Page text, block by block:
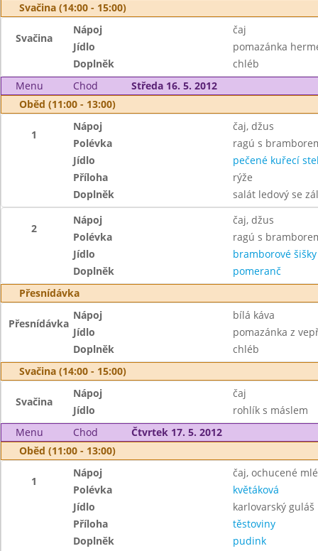
Svačina (14:00 - 15:00)
Svačina
Nápoj
čaj
Jídlo
pomazánka
Doplněk
chléb
Menu
Chod
Středa 16. 5. 2012
Oběd (11:00 - 13:00)
1
Nápoj
čaj, džus
Polévka
ragú s
Jídlo
pečené kuřecí
Příloha
rýže
Doplněk
salát ledový se
2
Nápoj
čaj, džus
Polévka
ragú s
Jídlo
bramborové
Doplněk
pomeranč
Přesnídávka
Přesnídávka
Nápoj
bílá káva
Jídlo
pomazánka z
Doplněk
chléb
Svačina (14:00 - 15:00)
Svačina
Nápoj
čaj
Jídlo
rohlík s máslem
Menu
Chod
Čtvrtek 17. 5. 2012
Oběd (11:00 - 13:00)
1
Nápoj
čaj, ochucené
Polévka
květáková
Jídlo
karlovarský guláš
Příloha
těstoviny
Doplněk
pudink